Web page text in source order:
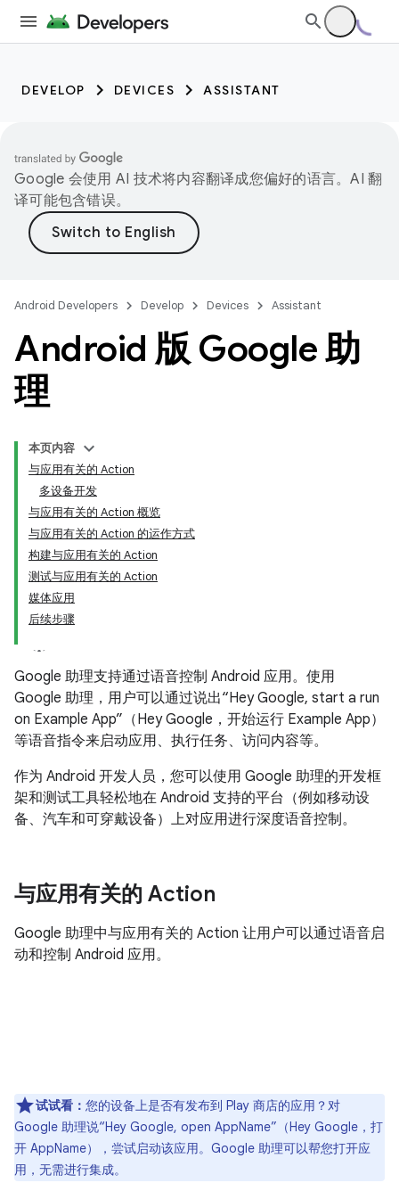
DEVELOP DEVICES ASSISTANT
Google 会使用 AI 技术将内容翻译成您偏好的语言。AI 翻
译可能包含错误。
Android Developers Develop Devices Assistant
Android 版 Google 助
理
本页内容
与应用有关的 Action
多设备开发
与应用有关的 Action 概览
与应用有关的 Action 的运作方式
构建与应用有关的 Action
测试与应用有关的 Action
媒体应用
后续步骤
Google 助理支持通过语音控制 Android 应用。使用
Google 助理，用户可以通过说出“Hey Google, start a run
on Example App”（Hey Google，开始运行 Example App）
等语音指令来启动应用、执行任务、访问内容等。
作为 Android 开发人员，您可以使用 Google 助理的开发框
架和测试工具轻松地在 Android 支持的平台（例如移动设
备、汽车和可穿戴设备）上对应用进行深度语音控制。
与应用有关的 Action
Google 助理中与应用有关的 Action 让用户可以通过语音启
动和控制 Android 应用。
试试看： 您的设备上是否有发布到 Play 商店的应用？对
Google 助理说“Hey Google, open AppName”（Hey Google，打
开 AppName），尝试启动该应用。 Google 助理可以帮您打开应
用，无需进行集成。